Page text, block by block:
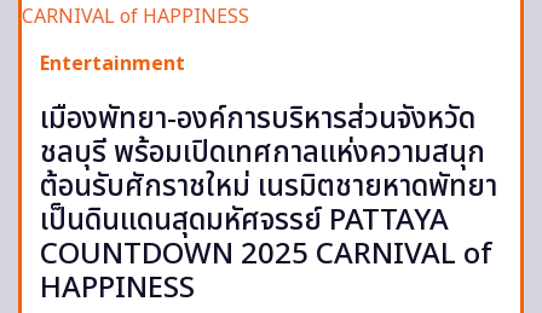
Entertainment
เมืองพัทยา-องค์การบริหารส่วนจังหวัด
ชลบุรี พร้อมเปิดเทศกาลแห่งความสนุก
ต้อนรับศักราชใหม่ เนรมิตชายหาดพัทยา
เป็นดินแดนสุดมหัศจรรย์ PATTAYA
COUNTDOWN 2025 CARNIVAL of
HAPPINESS